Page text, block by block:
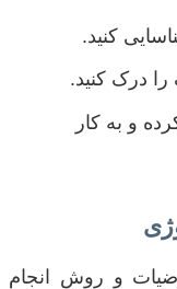
کنید.
درک کنید.
و به کار
و روش انجام